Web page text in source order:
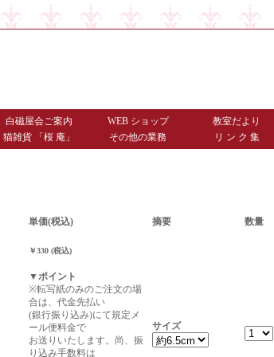
白磁屋会ご案内 WEB ショップ
教室だより
猫雑貨 「桜 庵」 その他の業務
リ ン ク 集
単価(税込) 摘要 数量
￥330 (税込)
▼ポイント
※転写紙のみのご注文の場
合は、代金先払い
(銀行振り込み)にて規定メ
ール便料金で
お送りいたします。尚、振
り込み手数料は
サイズ